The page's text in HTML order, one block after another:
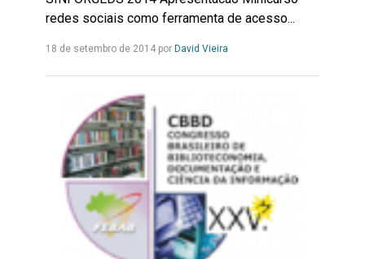
redes sociais como ferramenta de acesso...
18 de setembro de 2014 por David VieiraLeia